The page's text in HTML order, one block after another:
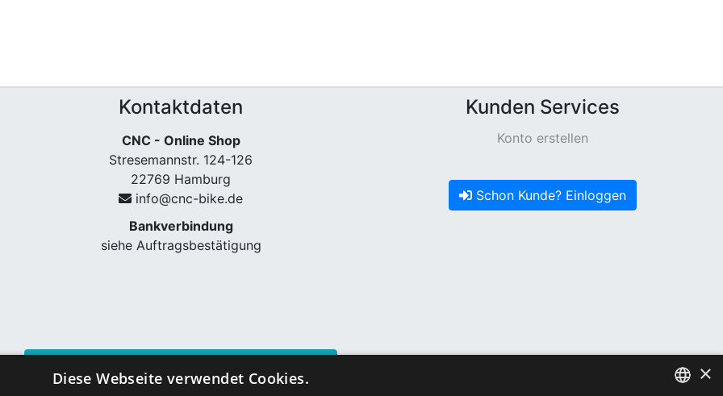
Kontaktdaten
CNC - Online Shop
Stresemannstr. 124-126
22769 Hamburg
info@cnc-bike.de
Bankverbindung
siehe Auftragsbestätigung
Kunden Services
Konto erstellen
Schon Kunde? Einloggen
×
Diese Webseite verwendet Cookies.